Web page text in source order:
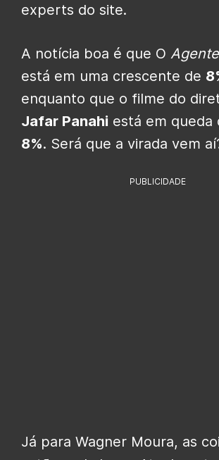
experts do site.
A notícia boa é que O
está em uma crescente de
enquanto que o filme do
Jafar Panahi está em queda
8%. Será que a virada vem
PUBLICIDADE
Já para Wagner Moura, as